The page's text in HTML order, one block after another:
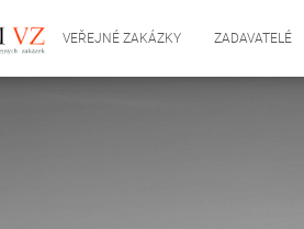
VEŘEJNÉ ZAKÁZKY ZADAVATELÉ